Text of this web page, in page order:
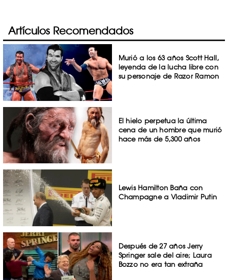
Artículos Recomendados
Murió a los 63 años Scott Hall,
leyenda de la lucha libre con
su personaje de Razor Ramon
El hielo perpetua la última
cena de un hombre que murió
hace más de 5,300 años
Lewis Hamilton Baña con
Champagne a Vladimir Putin
Después de 27 años Jerry
Springer sale del aire; Laura
Bozzo no era tan extraña